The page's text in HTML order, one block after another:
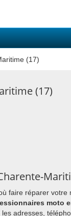
(17)
(17)
faire réparer
moto
adresses,